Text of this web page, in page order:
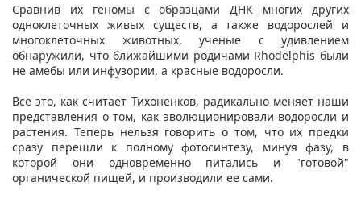
Сравнив их геномы с образцами ДНК многих других
одноклеточных живых существ, а также водорослей и
многоклеточных животных, ученые с удивлением
обнаружили, что ближайшими родичами Rhodelphis были
не амебы или инфузории, а красные водоросли.
Все это, как считает Тихоненков, радикально меняет наши
представления о том, как эволюционировали водоросли и
растения. Теперь нельзя говорить о том, что их предки
сразу перешли к полному фотосинтезу, минуя фазу, в
которой они одновременно питались и "готовой"
органической пищей, и производили ее сами.